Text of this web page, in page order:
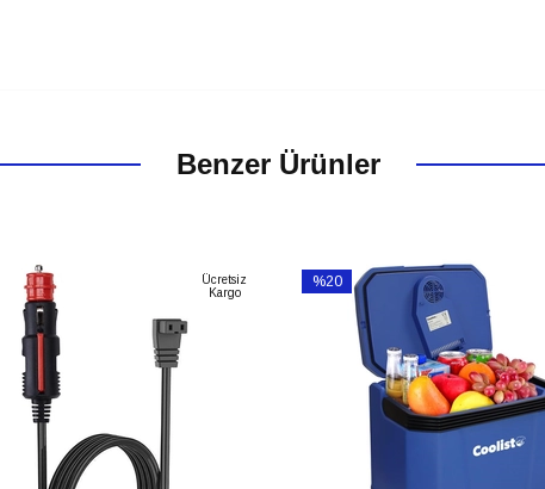
Benzer Ürünler
Ücretsiz
Kargo
%20
%20İndirim